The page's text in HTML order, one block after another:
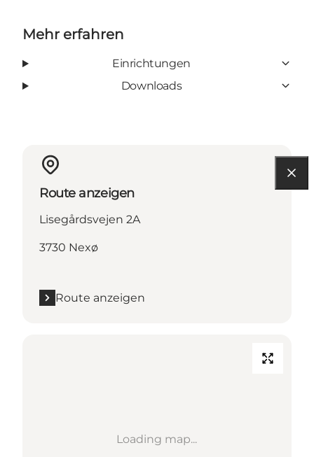
Mehr erfahren
Einrichtungen
Downloads
Route anzeigen
Lisegårdsvejen 2A
3730 Nexø
Route anzeigen
Loading map...